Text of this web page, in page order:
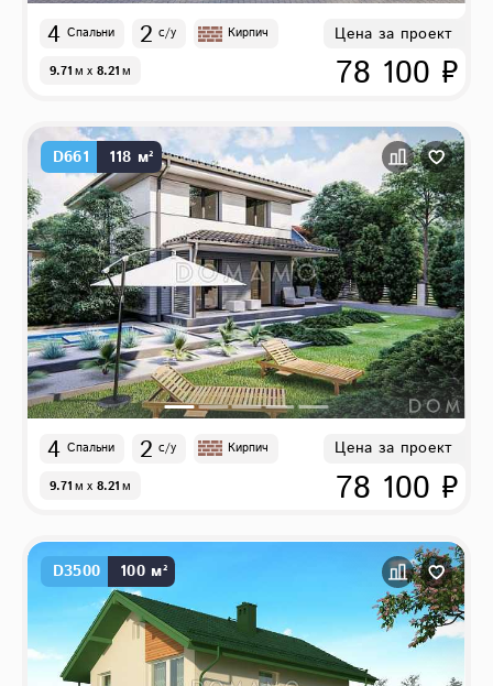
4 Спальни 2 с/у Кирпич
9.71м x 8.21м
Цена за проект
78 100 ₽
D661 118 м²
4 Спальни 2 с/у Кирпич
9.71м x 8.21м
Цена за проект
78 100 ₽
D3500 100 м²